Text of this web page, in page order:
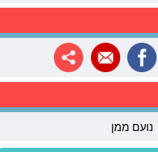
נועם ממן